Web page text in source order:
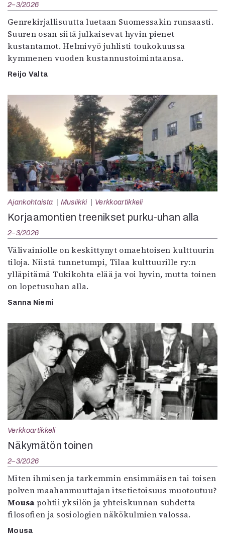
2–3/2026
Genrekirjallisuutta luetaan Suomessakin runsaasti.
Suuren osan siitä julkaisevat hyvin pienet
kustantamot. Helmivyö juhlisti toukokuussa
kymmenen vuoden kustannustoimintaansa.
Reijo Valta
Ajankohtaista Musiikki Verkkoartikkeli
Korjaamontien treenikset purku-uhan alla
2–3/2026
Välivainiolle on keskittynyt omaehtoisen kulttuurin
tiloja. Niistä tunnetumpi, Tilaa kulttuurille ry:n
ylläpitämä Tukikohta elää ja voi hyvin, mutta toinen
on lopetusuhan alla.
Sanna Niemi
Verkkoartikkeli
Näkymätön toinen
2–3/2026
Miten ihmisen ja tarkemmin ensimmäisen tai toisen
polven maahanmuuttajan itsetietoisuus muotoutuu?
Mousa pohtii yksilön ja yhteiskunnan suhdetta
filosofien ja sosiologien näkökulmien valossa.
Mousa